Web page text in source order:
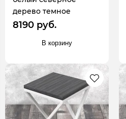
дерево темное
8190 руб.
В корзину